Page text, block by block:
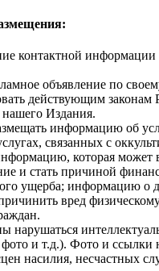
контактной
объявление по
действующим
Издания.
информацию об
связанных с
которая может
и стать причиной
ущерба; информацию о
вред
нарушаться
и т.д.). Фото и ссылки
насилия, несчастных